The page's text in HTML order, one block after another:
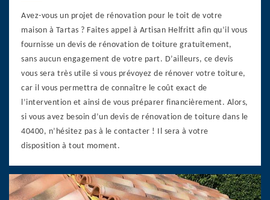
Avez-vous un projet de rénovation pour le toit de votre
maison à Tartas ? Faites appel à Artisan Helfritt afin qu’il vous
fournisse un devis de rénovation de toiture gratuitement,
sans aucun engagement de votre part. D’ailleurs, ce devis
vous sera très utile si vous prévoyez de rénover votre toiture,
car il vous permettra de connaître le coût exact de
l’intervention et ainsi de vous préparer financièrement. Alors,
si vous avez besoin d’un devis de rénovation de toiture dans le
40400, n’hésitez pas à le contacter ! Il sera à votre
disposition à tout moment.